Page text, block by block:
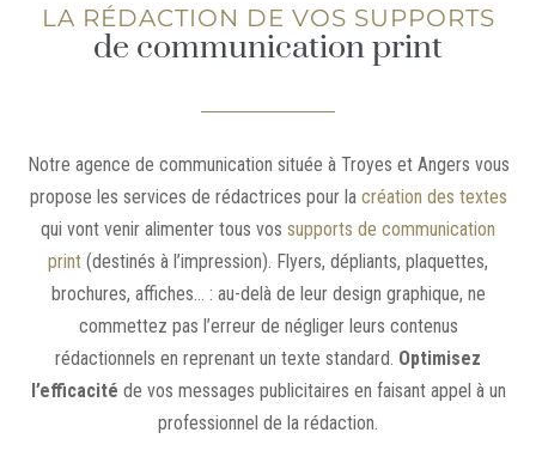
LA RÉDACTION DE VOS SUPPORTS
de communication print
Notre agence de communication située à Troyes et Angers vous
propose les services de rédactrices pour la création des textes
qui vont venir alimenter tous vos supports de communication
print (destinés à l’impression). Flyers, dépliants, plaquettes,
brochures, affiches… : au-delà de leur design graphique, ne
commettez pas l’erreur de négliger leurs contenus
rédactionnels en reprenant un texte standard. Optimisez
l’efficacité de vos messages publicitaires en faisant appel à un
professionnel de la rédaction.